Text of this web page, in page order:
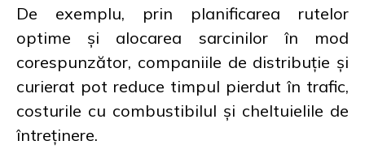
De exemplu, prin planificarea rutelor
optime și alocarea sarcinilor în mod
corespunzător, companiile de distribuție și
curierat pot reduce timpul pierdut în trafic,
costurile cu combustibilul și cheltuielile de
întreținere.